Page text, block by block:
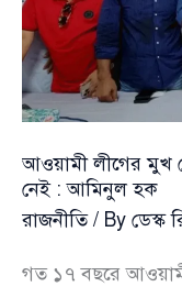
হয়ে
যাবে:
আমিনুল
হক
আওয়ামী লীগের মুখ
নেই : আমিনুল হক
রাজনীতি/ By ডেস্ক
গত ১৭ বছরে